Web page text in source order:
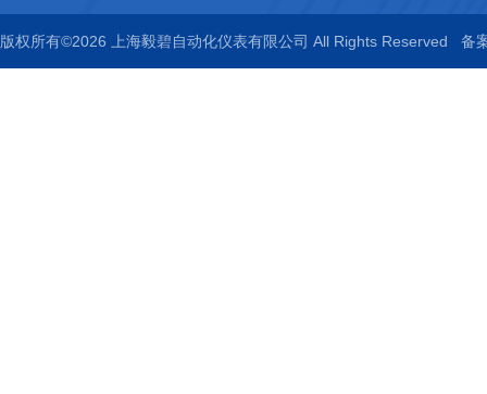
版权所有©2026 上海毅碧自动化仪表有限公司 All Rights Reserved 备